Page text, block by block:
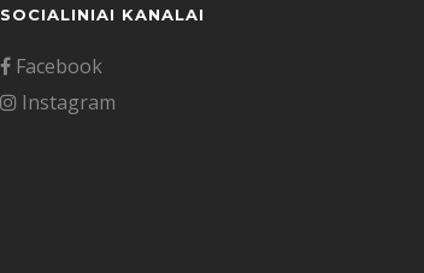
SOCIALINIAI KANALAI
Facebook
Instagram